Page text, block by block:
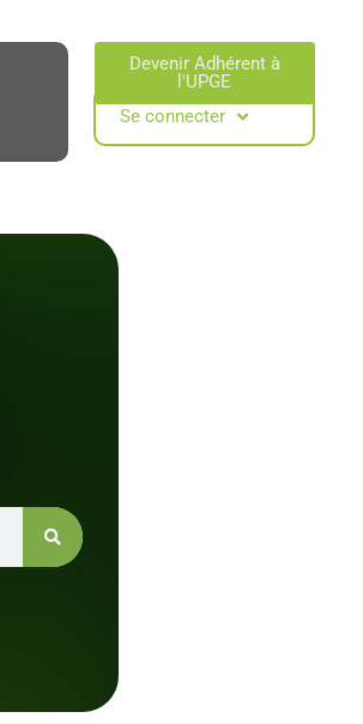
Devenir Adhérent à
l'UPGE​
Se connecter